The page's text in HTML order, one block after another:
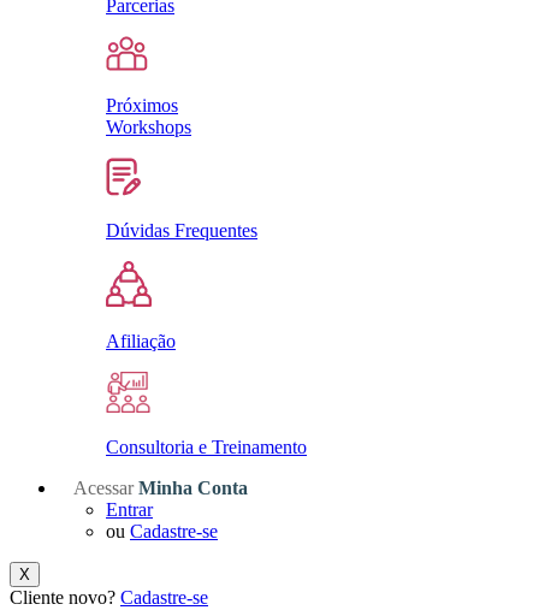
Parcerias
Próximos
Workshops
Dúvidas Frequentes
Afiliação
Consultoria e Treinamento
Acessar Minha Conta
Entrar
ou Cadastre-se
X
Cliente novo? Cadastre-se